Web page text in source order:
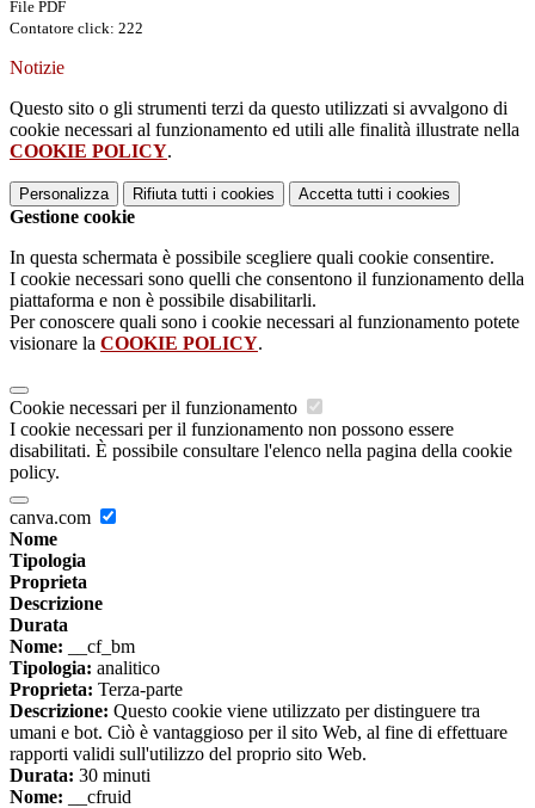
File PDF
Contatore click: 222
Notizie
Questo sito o gli strumenti terzi da questo utilizzati si avvalgono di
cookie necessari al funzionamento ed utili alle finalità illustrate nella
COOKIE POLICY.
Personalizza Rifiuta tutti i cookies Accetta tutti i cookies
Gestione cookie
In questa schermata è possibile scegliere quali cookie consentire.
I cookie necessari sono quelli che consentono il funzionamento della
piattaforma e non è possibile disabilitarli.
Per conoscere quali sono i cookie necessari al funzionamento potete
visionare la COOKIE POLICY.
Cookie necessari per il funzionamento
I cookie necessari per il funzionamento non possono essere
disabilitati. È possibile consultare l'elenco nella pagina della cookie
policy.
canva.com
Nome
Tipologia
Proprieta
Descrizione
Durata
Nome: __cf_bm
Tipologia: analitico
Proprieta: Terza-parte
Descrizione: Questo cookie viene utilizzato per distinguere tra
umani e bot. Ciò è vantaggioso per il sito Web, al fine di effettuare
rapporti validi sull'utilizzo del proprio sito Web.
Durata: 30 minuti
Nome: __cfruid